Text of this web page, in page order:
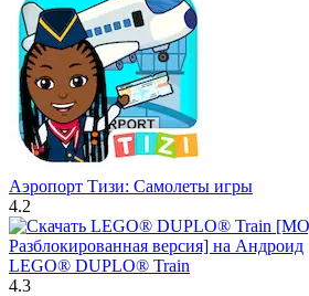
Аэропорт Тизи: Самолеты игры
4.2
LEGO® DUPLO® Train
4.3